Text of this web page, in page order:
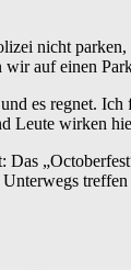
nicht
wir auf einen
es regnet.
Leute wirken